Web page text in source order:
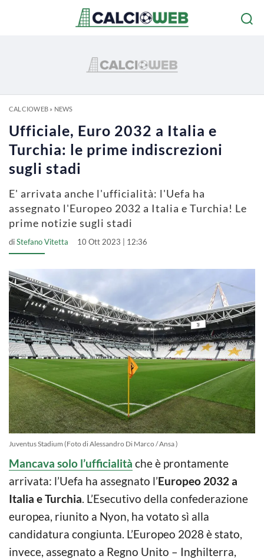
CALCIOWEB» NEWS
Ufficiale, Euro 2032 a Italia e
Turchia: le prime indiscrezioni
sugli stadi
E' arrivata anche l'ufficialità: l'Uefa ha
assegnato l'Europeo 2032 a Italia e Turchia! Le
prime notizie sugli stadi
diStefano Vitetta 10 Ott 2023 | 12:36
Juventus Stadium (Foto di Alessandro Di Marco / Ansa )
Mancava solo l’ufficialità che è prontamente
arrivata: l’Uefa ha assegnato l’Europeo 2032 a
Italia e Turchia. L’Esecutivo della confederazione
europea, riunito a Nyon, ha votato sì alla
candidatura congiunta. L’Europeo 2028 è stato,
invece, assegnato a Regno Unito – Inghilterra,